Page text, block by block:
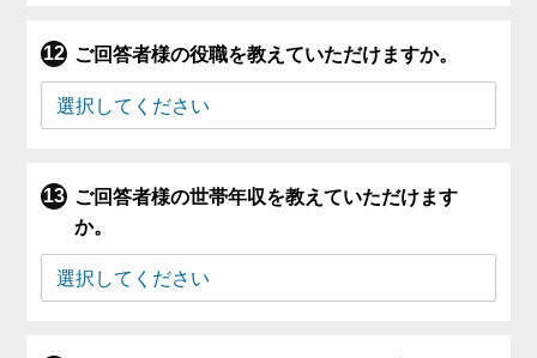
ご回答者様の役職を教えていただけますか。
ご回答者様の世帯年収を教えていただけます
か。